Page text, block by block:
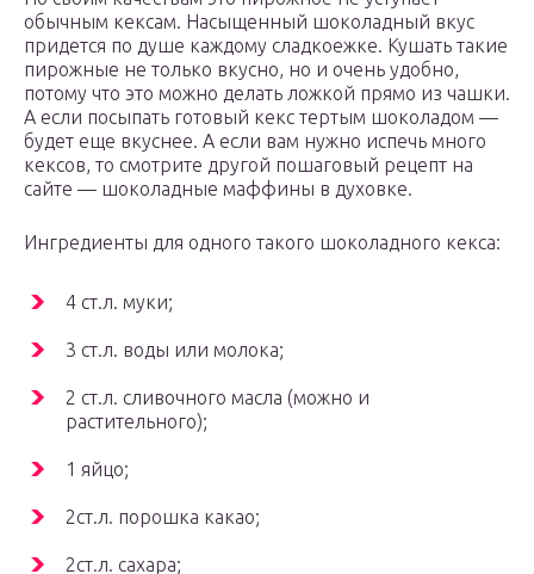
обычным кексам. Насыщенный шоколадный вкус
придется по душе каждому сладкоежке. Кушать такие
пирожные не только вкусно, но и очень удобно,
потому что это можно делать ложкой прямо из чашки.
А если посыпать готовый кекс тертым шоколадом —
будет еще вкуснее. А если вам нужно испечь много
кексов, то смотрите другой пошаговый рецепт на
сайте — шоколадные маффины в духовке.
Ингредиенты для одного такого шоколадного кекса:
4 ст.л. муки;
3 ст.л. воды или молока;
2 ст.л. сливочного масла (можно и
растительного);
1 яйцо;
2ст.л. порошка какао;
2ст.л. сахара;